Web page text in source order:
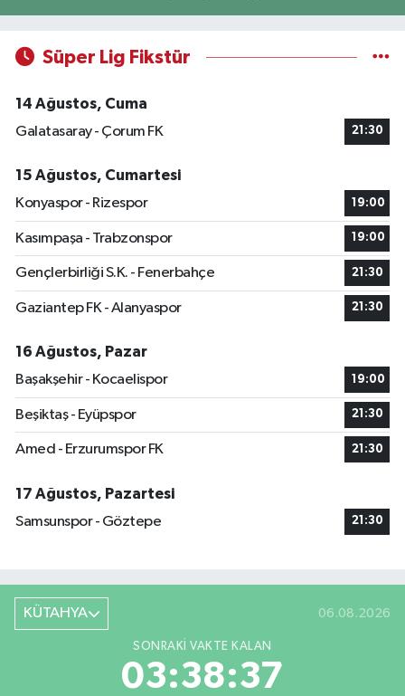
Süper Lig Fikstür
14 Ağustos, Cuma
Galatasaray - Çorum FK
21:30
15 Ağustos, Cumartesi
Konyaspor - Rizespor
19:00
Kasımpaşa - Trabzonspor 19:00
Gençlerbirliği S.K. - Fenerbahçe 21:30
Gaziantep FK - Alanyaspor 21:30
16 Ağustos, Pazar
Başakşehir - Kocaelispor
19:00
Beşiktaş - Eyüpspor 21:30
Amed - Erzurumspor FK 21:30
17 Ağustos, Pazartesi
Samsunspor - Göztepe
21:30
KÜTAHYA 06.08.2026
SONRAKI VAKTE KALAN
03:38:36